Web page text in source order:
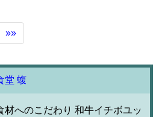
»»
堂 蝮
材へのこだわり 和牛イチボユッ